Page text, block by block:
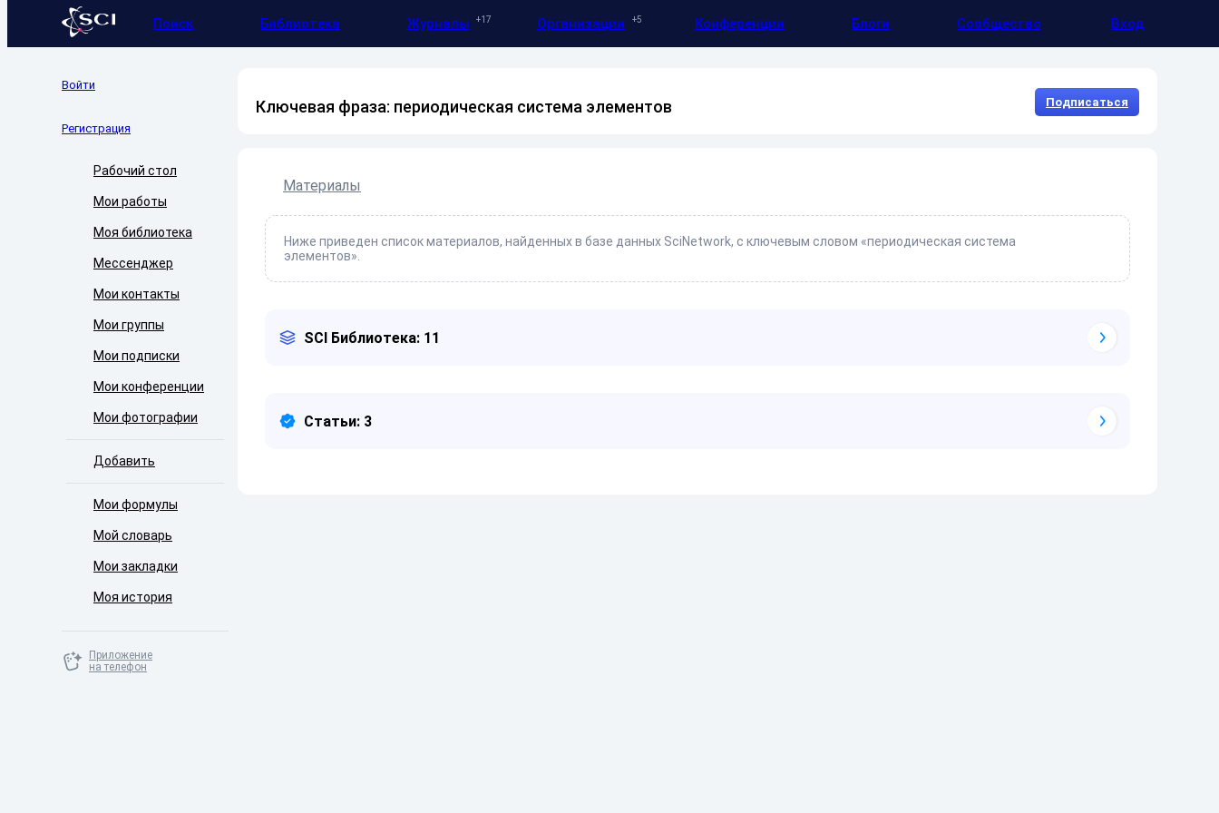
Поиск Библиотека Журналы 17 Организации 5 Конференции Блоги Сообщество Вход
Войти
Регистрация
Рабочий стол
Мои работы
Моя библиотека
Мессенджер
Мои контакты
Мои группы
Мои подписки
Мои конференции
Мои фотографии
Добавить
Мои формулы
Мой словарь
Мои закладки
Моя история
Приложение
на телефон
Ключевая фраза: периодическая система элементов Подписаться
Материалы
Ниже приведен список материалов, найденных в базе данных SciNetwork, с ключевым словом «периодическая система
элементов».
SCI Библиотека: 11
Статьи: 3